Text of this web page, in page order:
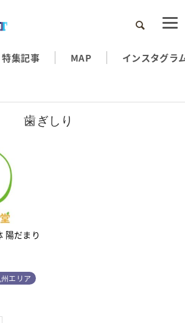
検索
特集記事 MAP インスタグラ
歯ぎしり
陽だまり
エリア